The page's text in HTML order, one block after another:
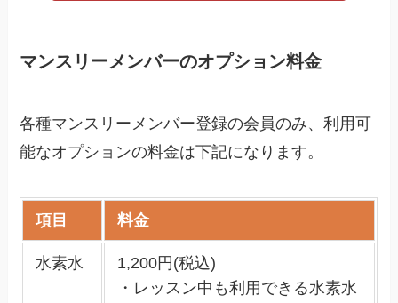
マンスリーメンバーのオプション料金
各種マンスリーメンバー登録の会員のみ、利用可
能なオプションの料金は下記になります。
項目 料金
水素水
1,200円(税込)
・レッスン中も利用できる水素水